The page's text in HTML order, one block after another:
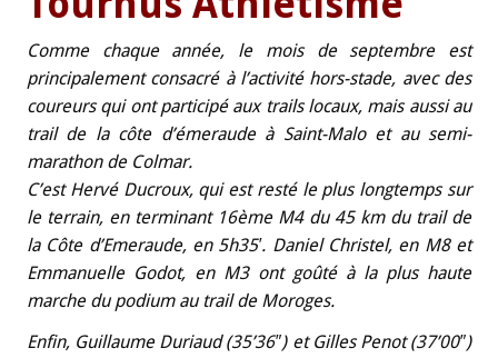
Comme chaque année, le mois de septembre est
principalement consacré à l’activité hors-stade, avec des
coureurs qui ont participé aux trails locaux, mais aussi au
trail de la côte d’émeraude à Saint-Malo et au semi-
marathon de Colmar.
C’est Hervé Ducroux, qui est resté le plus longtemps sur
le terrain, en terminant 16ème M4 du 45 km du trail de
la Côte d’Emeraude, en 5h35′. Daniel Christel, en M8 et
Emmanuelle Godot, en M3 ont goûté à la plus haute
marche du podium au trail de Moroges.
Enfin, Guillaume Duriaud (35’36″) et Gilles Penot (37’00″)